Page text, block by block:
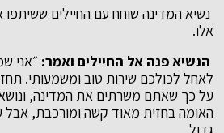
נשיא המדינה שוחח עם החיילים ששיתפו
אלו.
הנשיא פנה אל החיילים ואמר: ״אני
לאחל לכולכם שירות טוב ומשמעותי.
על כך שאתם משרתים את המדינה,
האומה בחזית מאוד קשה ומורכבת, אבל